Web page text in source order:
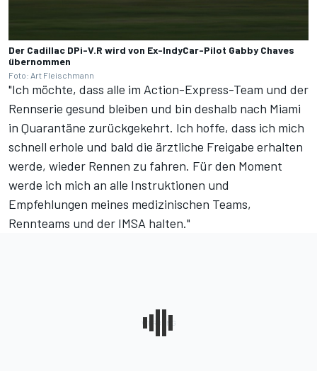
Der Cadillac DPi-V.R wird von Ex-IndyCar-Pilot Gabby Chaves
übernommen
Foto: Art Fleischmann
"Ich möchte, dass alle im Action-Express-Team und der
Rennserie gesund bleiben und bin deshalb nach Miami
in Quarantäne zurückgekehrt. Ich hoffe, dass ich mich
schnell erhole und bald die ärztliche Freigabe erhalten
werde, wieder Rennen zu fahren. Für den Moment
werde ich mich an alle Instruktionen und
Empfehlungen meines medizinischen Teams,
Rennteams und der IMSA halten."